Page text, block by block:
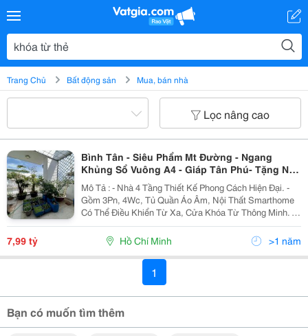
Trang Chủ Bất động sản Mua, bán nhà
Lọc nâng cao
Bình Tân - Siêu Phẩm Mt Đường - Ngang
Khủng Sổ Vuông A4 - Giáp Tân Phú- Tặng Nội
Thất Xịn
Mô Tả : - Nhà 4 Tầng Thiết Kế Phong Cách Hiện Đại. -
Gồm 3Pn, 4Wc, Tủ Quần Áo Âm, Nội Thất Smarthome
Có Thể Điều Khiển Từ Xa, Cửa Khóa Từ Thông Minh. -
Mặt Tiền Đường Sạch Sẽ, An Ninh. - Khu Phân Lô Cao
Tầng, Hàng Xóm Thân Thiện, Dân Trí Cao,...
7,99 tỷ Hồ Chí Minh >1 năm
1
Bạn có muốn tìm thêm